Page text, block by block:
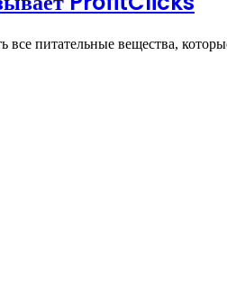
все питательные вещества,